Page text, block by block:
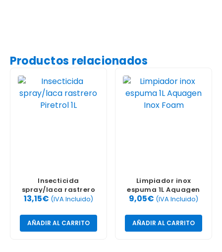
Productos relacionados
Insecticida
spray/laca rastrero
Piretrol 1L
13,15€ (IVA Incluido)
AÑADIR AL CARRITO
Limpiador inox
espuma 1L Aquagen
Inox Foam
9,05€ (IVA Incluido)
AÑADIR AL CARRITO